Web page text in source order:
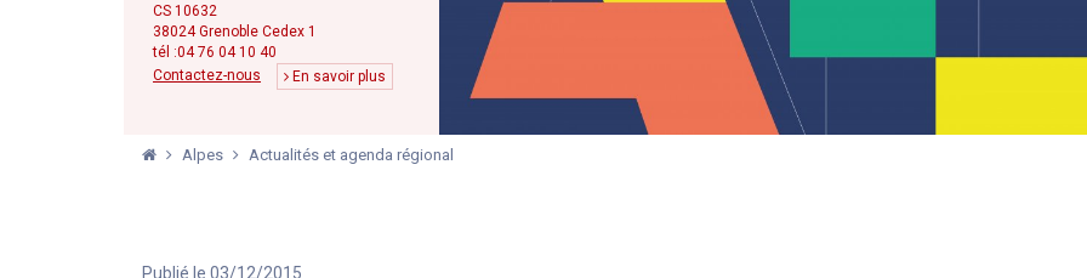
CS 10632
38024 Grenoble Cedex 1
tél :04 76 04 10 40
Contactez-nous
En savoir plus
Alpes Actualités et agenda régional
Publié le 03/12/2015